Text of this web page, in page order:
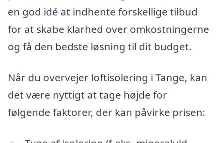
en god idé at indhente forskellige tilbud
for at skabe klarhed over omkostningerne
og få den bedste løsning til dit budget.
Når du overvejer loftisolering i Tange, kan
det være nyttigt at tage højde for
følgende faktorer, der kan påvirke prisen: